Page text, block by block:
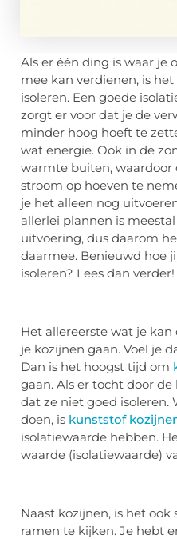
Als er één ding is waar je
mee kan verdienen, is
isoleren. Een goede
zorgt er voor dat je de
minder hoog hoeft te
wat energie. Ook in de
warmte buiten,
stroom op hoeven te
je het alleen nog
allerlei plannen is
uitvoering, dus daarom
daarmee. Benieuwd hoe
isoleren? Lees dan verder!
Het allereerste wat je
je kozijnen gaan. Voel je
Dan is het hoogst tijd om
gaan. Als er tocht door
dat ze niet goed isoleren.
doen, is kunststof
isolatiewaarde hebben.
waarde (isolatiewaarde)
Naast kozijnen, is het
ramen te kijken. Je hebt